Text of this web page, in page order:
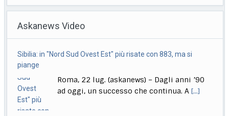
Roma, 22 lug. (askanews) – Il 18 settembre esce "Sono
Delmastro, Giunta Camera dice no a uso chat, opposizioni
all’attacco in Parlamento
Roma, 22 lug. (askanews) – Opposizioni all’attacco in
Parlamento per la decisione della Giunta delle[...]
piange
ad oggi, un successo che continua. A [...]